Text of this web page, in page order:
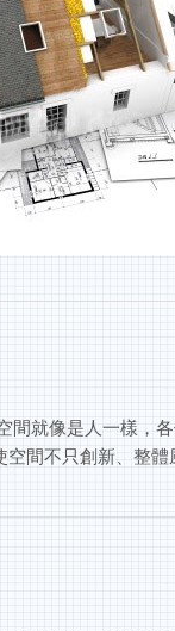
就像是人一樣，
間不只創新、整體